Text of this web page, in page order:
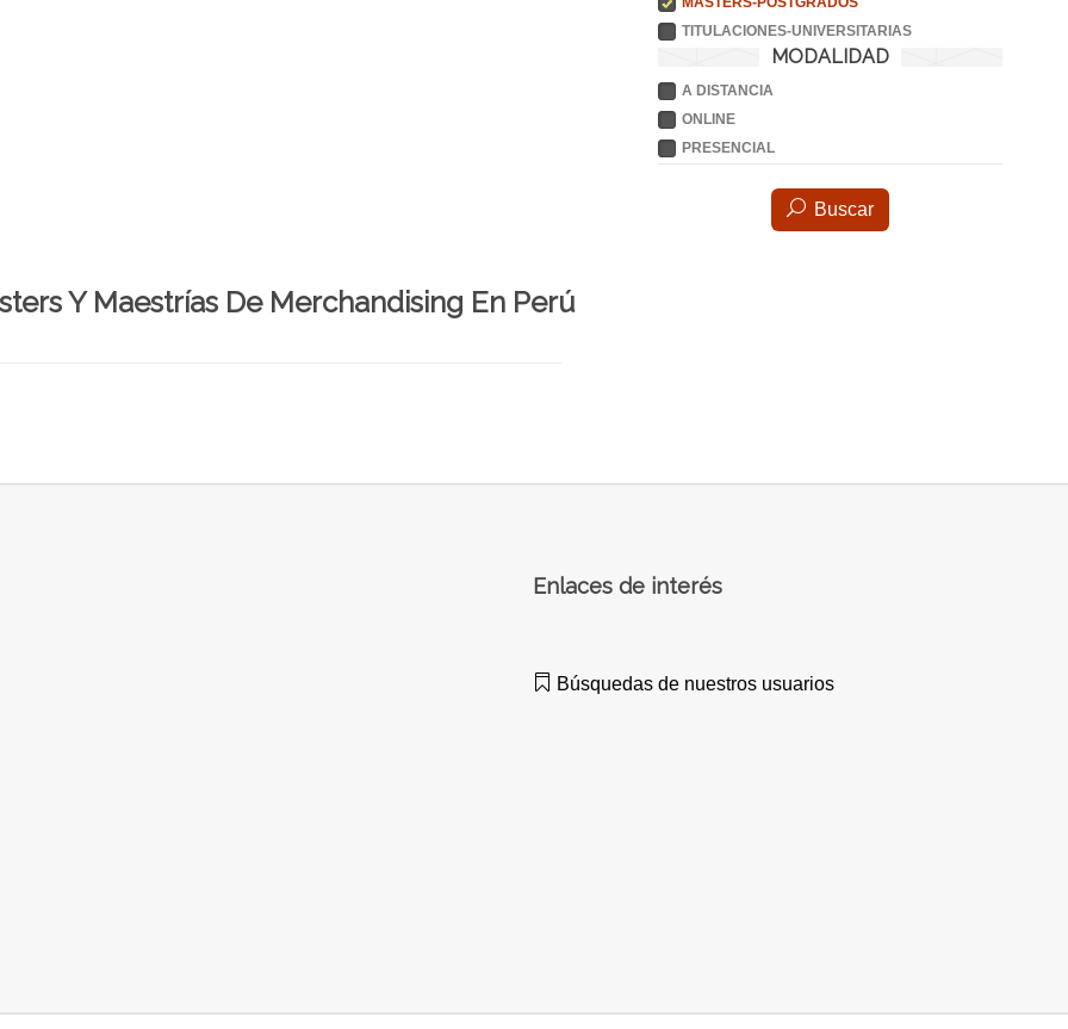
TITULACIONES-UNIVERSITARIAS
MODALIDAD
A DISTANCIA
ONLINE
PRESENCIAL
Buscar
Y Maestrías De Merchandising En Perú
Enlaces de interés
Búsquedas de nuestros usuarios